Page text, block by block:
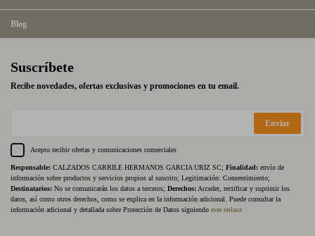
Blog
Suscríbete
Recibe novedades, ofertas exclusivas y promociones en tu email.
Enviar
Acepto recibir ofertas y comunicaciones comerciales
Responsable: CALZADOS CARRILE HERMANOS GARCIA URIZ SC; Finalidad: envío de
información sobre productos y servicios propios al suscrito; Legitimación: Consentimiento;
Destinatarios: No se comunicarán los datos a terceros; Derechos:Acceder, rectificar y suprimir los
datos, así como otros derechos, como se explica en la información adicional. Puede consultar la
información adicional y detallada sobre Protección de Datos siguiendo este enlace